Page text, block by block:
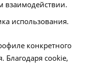
взаимодействии.
использования.
конкретного
Благодаря cookie,